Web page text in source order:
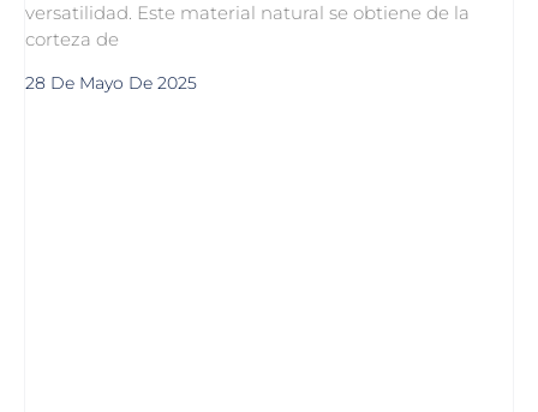
versatilidad. Este material natural se obtiene de la
corteza de
28 De Mayo De 2025